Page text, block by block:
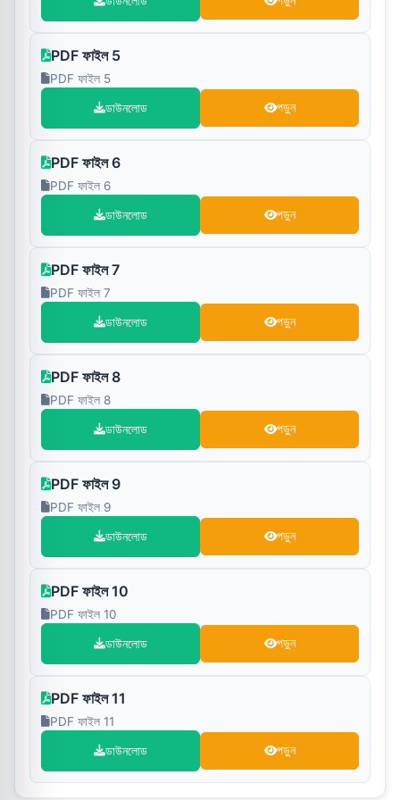
PDF ফাইল 5
PDF ফাইল 5
ডাউনলোড পড়ুন
PDF ফাইল 6
PDF ফাইল 6
ডাউনলোড পড়ুন
PDF ফাইল 7
PDF ফাইল 7
ডাউনলোড পড়ুন
PDF ফাইল 8
PDF ফাইল 8
ডাউনলোড পড়ুন
PDF ফাইল 9
PDF ফাইল 9
ডাউনলোড পড়ুন
PDF ফাইল 10
PDF ফাইল 10
ডাউনলোড পড়ুন
PDF ফাইল 11
PDF ফাইল 11
ডাউনলোড পড়ুন